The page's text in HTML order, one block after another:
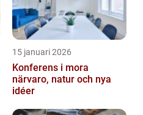
15 januari 2026
Konferens i mora
närvaro, natur och nya
idéer